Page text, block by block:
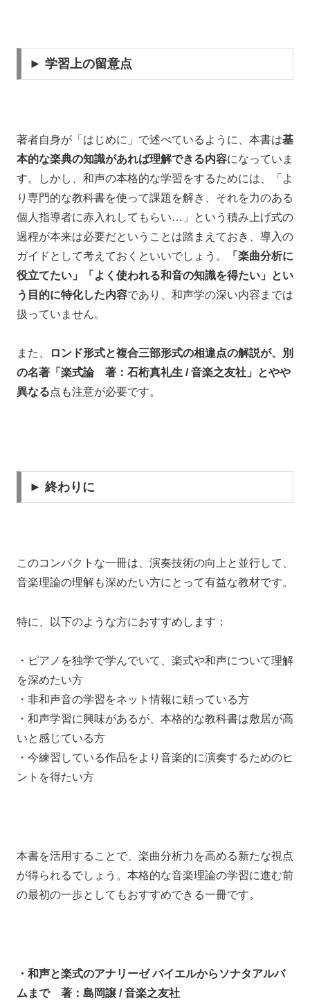
► 学習上の留意点
著者自身が「はじめに」で述べているように、本書は基
本的な楽典の知識があれば理解できる内容になっていま
す。しかし、和声の本格的な学習をするためには、
「よ
り専門的な教科書を使って課題を解き、それを力のある
個人指導者に赤入れしてもらい…」
という積み上げ式の
過程が本来は必要だということは踏まえておき、導入の
ガイドとして考えておくといいでしょう。
「楽曲分析に
役立てたい」「よく使われる和音の知識を得たい」とい
う目的に特化した内容であり、和声学の深い内容までは
扱っていません。
また、
ロンド形式と複合三部形式の相違点の解説が、別
の名著「楽式論 著：石桁真礼生 / 音楽之友社」とやや
異なる点も注意が必要です。
► 終わりに
このコンパクトな一冊は、演奏技術の向上と並行して、
音楽理論の理解も深めたい方にとって有益な教材です。
特に、以下のような方におすすめします：
・ピアノを独学で学んでいて、楽式や和声について理解
を深めたい方
・非和声音の学習をネット情報に頼っている方
・和声学習に興味があるが、本格的な教科書は敷居が高
いと感じている方
・今練習している作品をより音楽的に演奏するためのヒ
ントを得たい方
本書を活用することで、楽曲分析力を高める新たな視点
が得られるでしょう。本格的な音楽理論の学習に進む前
の最初の一歩としてもおすすめできる一冊です。
・和声と楽式のアナリーゼ バイエルからソナタアルバ
ムまで 著：島岡譲 / 音楽之友社